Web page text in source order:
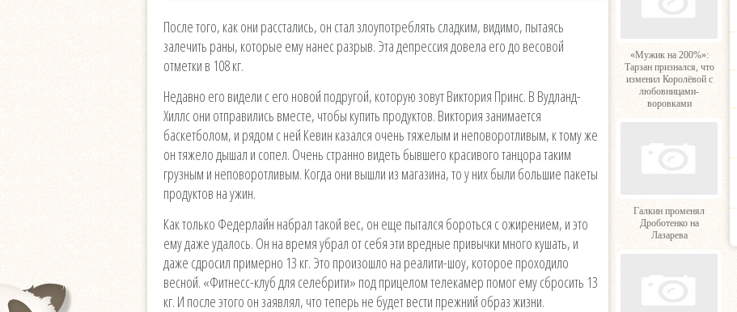
После того, как они расстались, он стал злоупотреблять сладким, видимо, пытаясь
залечить раны, которые ему нанес разрыв. Эта депрессия довела его до весовой
отметки в 108 кг.
Недавно его видели с его новой подругой, которую зовут Виктория Принс. В Вудланд-
Хиллс они отправились вместе, чтобы купить продуктов. Виктория занимается
баскетболом, и рядом с ней Кевин казался очень тяжелым и неповоротливым, к тому же
он тяжело дышал и сопел. Очень странно видеть бывшего красивого танцора таким
грузным и неповоротливым. Когда они вышли из магазина, то у них были большие пакеты
продуктов на ужин.
Как только Федерлайн набрал такой вес, он еще пытался бороться с ожирением, и это
ему даже удалось. Он на время убрал от себя эти вредные привычки много кушать, и
даже сдросил примерно 13 кг. Это произошло на реалити-шоу, которое проходило
весной. «Фитнесс-клуб для селебрити» под прицелом телекамер помог ему сбросить 13
кг. И после этого он заявлял, что теперь не будет вести прежний образ жизни.
«Мужик на 200%»:
Тарзан признался, что
изменил Королёвой с
любовницами-
воровками
Галкин променял
Дроботенко на
Лазарева